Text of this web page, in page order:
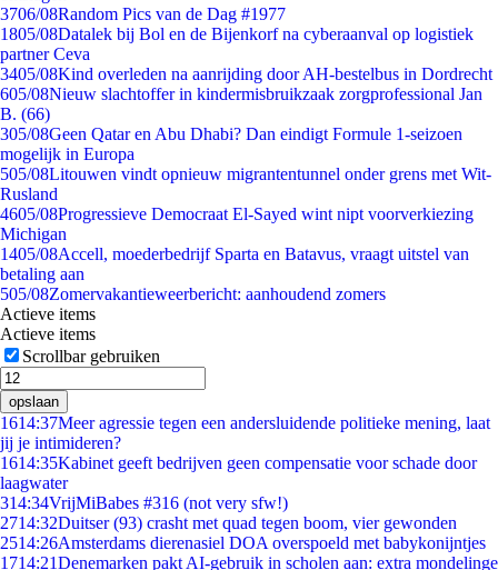
3706/08Random Pics van de Dag #1977
1805/08Datalek bij Bol en de Bijenkorf na cyberaanval op logistiek
partner Ceva
3405/08Kind overleden na aanrijding door AH-bestelbus in Dordrecht
605/08Nieuw slachtoffer in kindermisbruikzaak zorgprofessional Jan
B. (66)
305/08Geen Qatar en Abu Dhabi? Dan eindigt Formule 1-seizoen
mogelijk in Europa
505/08Litouwen vindt opnieuw migrantentunnel onder grens met Wit-
Rusland
4605/08Progressieve Democraat El-Sayed wint nipt voorverkiezing
Michigan
1405/08Accell, moederbedrijf Sparta en Batavus, vraagt uitstel van
betaling aan
505/08Zomervakantieweerbericht: aanhoudend zomers
Actieve items
Actieve items
Scrollbar gebruiken
opslaan
1614:37Meer agressie tegen een andersluidende politieke mening, laat
jij je intimideren?
1614:35Kabinet geeft bedrijven geen compensatie voor schade door
laagwater
314:34VrijMiBabes #316 (not very sfw!)
2714:32Duitser (93) crasht met quad tegen boom, vier gewonden
2514:26Amsterdams dierenasiel DOA overspoeld met babykonijntjes
1714:21Denemarken pakt AI-gebruik in scholen aan: extra mondelinge